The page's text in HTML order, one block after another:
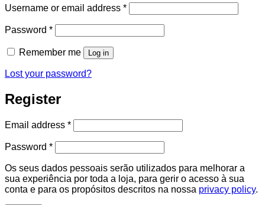
Username or email address *Required
Password *Required
Remember me Log in
Lost your password?
Register
Email address *Required
Password *Required
Os seus dados pessoais serão utilizados para melhorar a
sua experiência por toda a loja, para gerir o acesso à sua
conta e para os propósitos descritos na nossa privacy policy.